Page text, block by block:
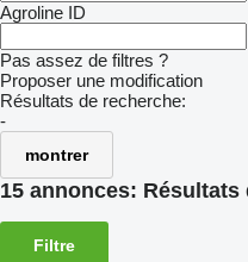
Agroline ID
Pas assez de filtres ?
Proposer une modification
Résultats de recherche:
-
montrer
15 annonces: Résultats
Filtre